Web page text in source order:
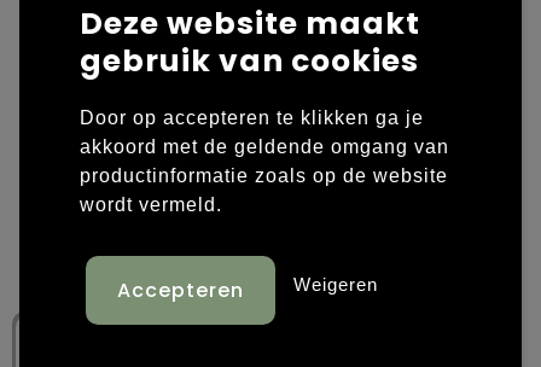
Laptop hoezen en tassen
Papieren tassen
Promotietassen
Reistassen
Rugzakken
Overige kleding
Sweaters bedrukken
T-shirts bedrukken
Vesten bedrukken
Schoenen bedrukken
Deze website maakt
gebruik van cookies
Door op accepteren te klikken ga je
akkoord met de geldende omgang van
productinformatie zoals op de website
wordt vermeld.
Weigeren